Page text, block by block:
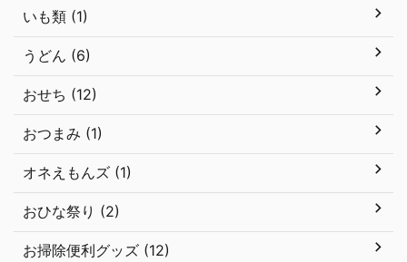
いも類 (1)
うどん (6)
おせち (12)
おつまみ (1)
オネえもんズ (1)
おひな祭り (2)
お掃除便利グッズ (12)